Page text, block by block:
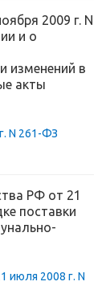
2009 г. N
и о
изменений в
акты
N 261-ФЗ
РФ от 21
поставки
июля 2008 г. N